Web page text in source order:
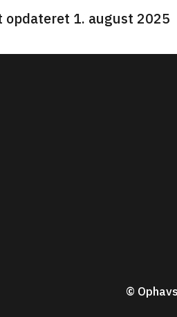
opdateret 1. august 2025
©